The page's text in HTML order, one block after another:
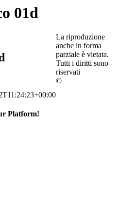
01d
Platform!
La riproduzione
anche in forma
parziale è vietata.
Tutti i diritti sono
riservati
©